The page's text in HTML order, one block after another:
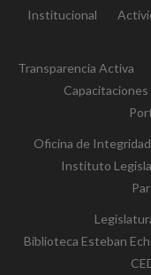
Institucional
Transparencia Activa
Capacitaciones
Oficina de
Instituto
Biblioteca Esteban